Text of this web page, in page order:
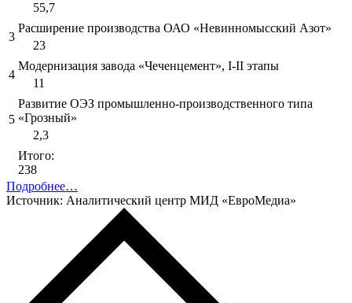
55,7
3
Расширение производства ОАО «Невинномысский Азот»
23
4
Модернизация завода «Чеченцемент», I-II этапы
11
5
Развитие ОЭЗ промышленно-производственного типа
«Грозный»
2,3
Итого:
238
Подробнее…
Источник: Аналитический центр МИД «ЕвроМедиа»